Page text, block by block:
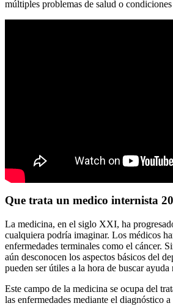
múltiples problemas de salud o
Que trata un medico internista
La medicina, en el siglo XXI, ha
cualquiera podría imaginar. Los médicos
enfermedades terminales como el cáncer.
aún desconocen los aspectos básicos del
pueden ser útiles a la hora de buscar ayuda
Este campo de la medicina se ocupa del
las enfermedades mediante el diagnóstico